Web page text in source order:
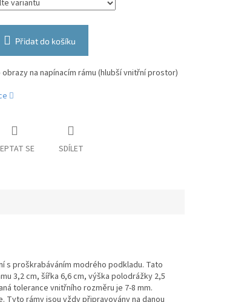
Přidat do košíku
na napínacím rámu (hlubší vnitřní prostor)
SE SDÍLET
s proškrabáváním modrého podkladu. Tato
3,2 cm, šířka 6,6 cm, výška polodrážky 2,5
tolerance vnitřního rozměru je 7-8 mm.